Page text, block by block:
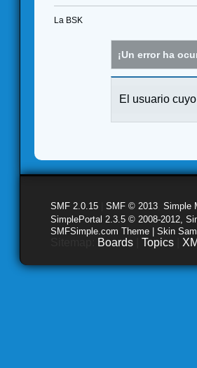
La BSK
¡Un error ha
El usuario
SMF 2.0.15 SMF © 2013 Simple
SimplePortal 2.3.5 © 2008-2012,
SMFSimple.com Theme | Skin
Boards Topics